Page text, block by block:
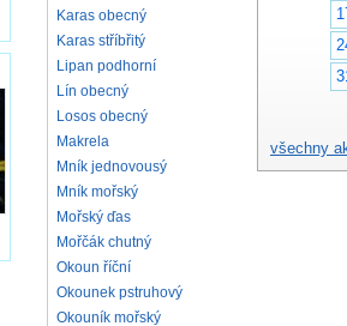
Karas obecný
Karas stříbřitý
Lipan podhorní
Lín obecný
Losos obecný
Makrela
Mník jednovousý
Mník mořský
Mořský ďas
Mořčák chutný
Okoun říční
Okounek pstruhový
Okouník mořský
všechny